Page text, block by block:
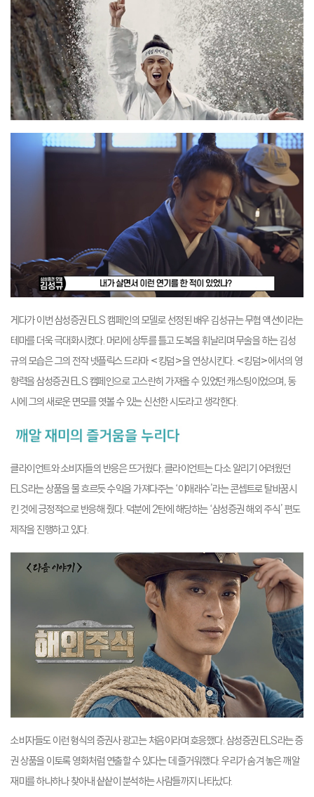
게다가 이번 삼성증권 ELS 캠페인의 모델로 선정된 배우 김성규는 무협 액션이라는
테마를 더욱 극대화시켰다. 머리에 상투를 틀고 도복을 휘날리며 무술을 하는 김성
규의 모습은 그의 전작 넷플릭스 드라마 <킹덤>을 연상시킨다. <킹덤>에서의 영
향력을 삼성증권 ELS 캠페인으로 고스란히 가져올 수 있었던 캐스팅이었으며, 동
시에 그의 새로운 면모를 엿볼 수 있는 신선한 시도라고 생각한다.
클라이언트와 소비자들의 반응은 뜨거웠다. 클라이언트는 다소 알리기 어려웠던
ELS라는 상품을 물 흐르듯 수익을 가져다주는 ‘이애래수’라는 콘셉트로 탈바꿈시
킨 것에 긍정적으로 반응해 줬다. 덕분에 2탄에 해당하는 ‘삼성증권 해외 주식’ 편도
제작을 진행하고 있다.
소비자들도 이런 형식의 증권사 광고는 처음이라며 호응했다. 삼성증권 ELS라는 증
권 상품을 이토록 영화처럼 연출할 수 있다는 데 즐거워했다. 우리가 숨겨 놓은 깨알
재미를 하나하나 찾아내 샅샅이 분석하는 사람들까지 나타났다.